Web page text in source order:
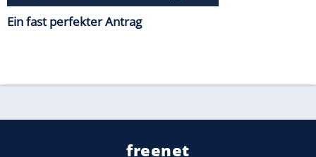
Ein fast perfekter Antrag
freenet